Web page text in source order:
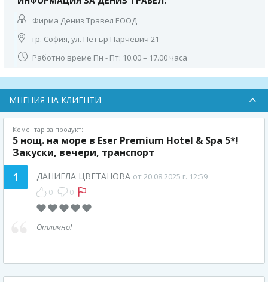
Фирма Дениз Травел ЕООД
гр. София, ул. Петър Парчевич 21
Работно време Пн - Пт: 10.00 – 17.00 часа
МНЕНИЯ НА КЛИЕНТИ
Коментар за продукт:
5 нощ. на море в Eser Premium Hotel & Spa 5*!
Закуски, вечери, транспорт
1
ДАНИЕЛА ЦВЕТАНОВА от 20.08.2025 г. 12:59
0 0
Отлично!